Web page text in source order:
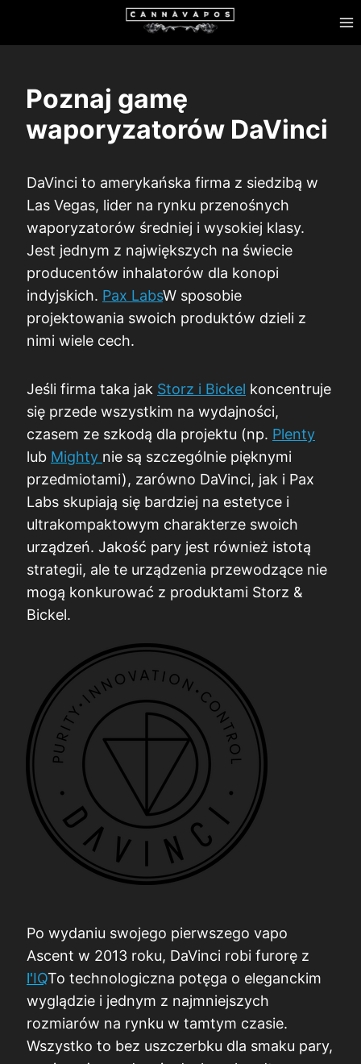
Poznaj gamę
waporyzatorów DaVinci
DaVinci to amerykańska firma z siedzibą w
Las Vegas, lider na rynku przenośnych
waporyzatorów średniej i wysokiej klasy.
Jest jednym z największych na świecie
producentów inhalatorów dla konopi
indyjskich. Pax LabsW sposobie
projektowania swoich produktów dzieli z
nimi wiele cech.
Jeśli firma taka jak Storz i Bickel koncentruje
się przede wszystkim na wydajności,
czasem ze szkodą dla projektu (np. Plenty
lub Mighty nie są szczególnie pięknymi
przedmiotami), zarówno DaVinci, jak i Pax
Labs skupiają się bardziej na estetyce i
ultrakompaktowym charakterze swoich
urządzeń. Jakość pary jest również istotą
strategii, ale te urządzenia przewodzące nie
mogą konkurować z produktami Storz &
Bickel.
Po wydaniu swojego pierwszego vapo
Ascent w 2013 roku, DaVinci robi furorę z
l'IQTo technologiczna potęga o eleganckim
wyglądzie i jednym z najmniejszych
rozmiarów na rynku w tamtym czasie.
Wszystko to bez uszczerbku dla smaku pary,